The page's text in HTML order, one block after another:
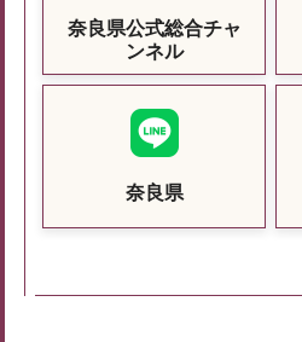
奈良県公式総合チャ
ンネル
奈良県